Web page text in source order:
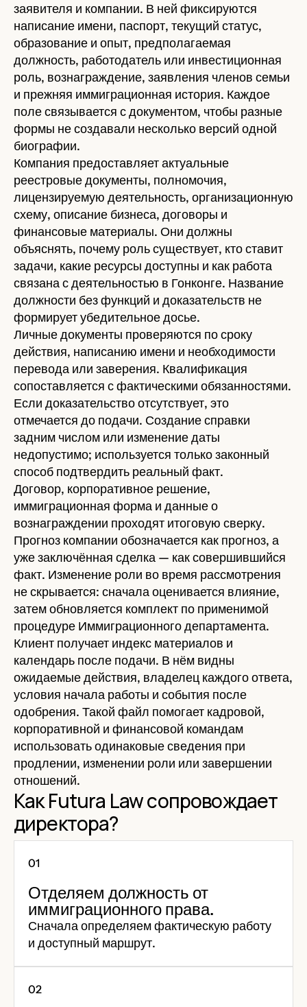
заявителя и компании. В ней фиксируются
написание имени, паспорт, текущий статус,
образование и опыт, предполагаемая
должность, работодатель или инвестиционная
роль, вознаграждение, заявления членов семьи
и прежняя иммиграционная история. Каждое
поле связывается с документом, чтобы разные
формы не создавали несколько версий одной
биографии.
Компания предоставляет актуальные
реестровые документы, полномочия,
лицензируемую деятельность, организационную
схему, описание бизнеса, договоры и
финансовые материалы. Они должны
объяснять, почему роль существует, кто ставит
задачи, какие ресурсы доступны и как работа
связана с деятельностью в Гонконге. Название
должности без функций и доказательств не
формирует убедительное досье.
Личные документы проверяются по сроку
действия, написанию имени и необходимости
перевода или заверения. Квалификация
сопоставляется с фактическими обязанностями.
Если доказательство отсутствует, это
отмечается до подачи. Создание справки
задним числом или изменение даты
недопустимо; используется только законный
способ подтвердить реальный факт.
Договор, корпоративное решение,
иммиграционная форма и данные о
вознаграждении проходят итоговую сверку.
Прогноз компании обозначается как прогноз, а
уже заключённая сделка — как совершившийся
факт. Изменение роли во время рассмотрения
не скрывается: сначала оценивается влияние,
затем обновляется комплект по применимой
процедуре Иммиграционного департамента.
Клиент получает индекс материалов и
календарь после подачи. В нём видны
ожидаемые действия, владелец каждого ответа,
условия начала работы и события после
одобрения. Такой файл помогает кадровой,
корпоративной и финансовой командам
использовать одинаковые сведения при
продлении, изменении роли или завершении
отношений.
Как Futura Law сопровождает
директора?
Отделяем должность от
иммиграционного права.
Сначала определяем фактическую работу
и доступный маршрут.